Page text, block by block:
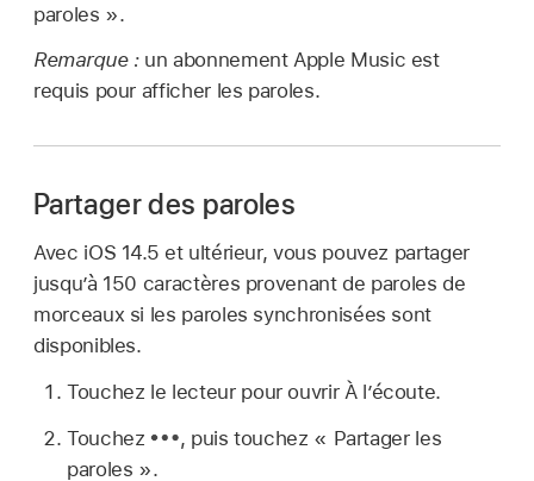
paroles ».
Remarque : un abonnement Apple Music est
requis pour afficher les paroles.
Partager des paroles
Avec iOS 14.5 et ultérieur, vous pouvez partager
jusqu’à 150 caractères provenant de paroles de
morceaux si les paroles synchronisées sont
disponibles.
Touchez le lecteur pour ouvrir À l’écoute.
Touchez
, puis touchez « Partager les
paroles ».